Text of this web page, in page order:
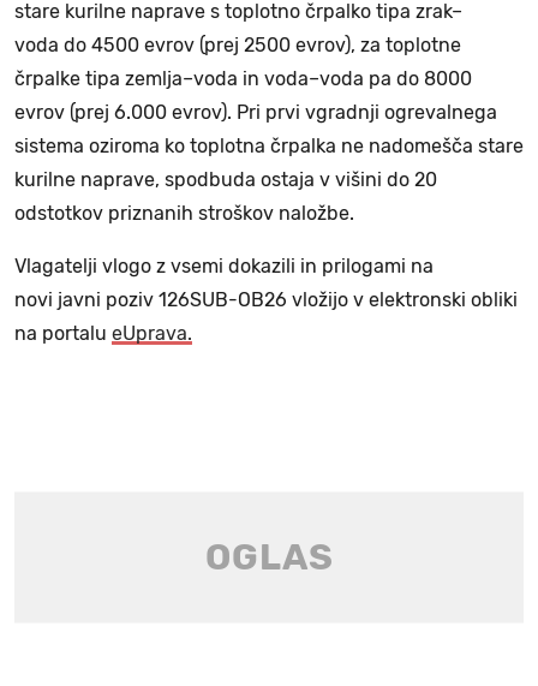
stare kurilne naprave s toplotno črpalko tipa zrak–
voda do 4500 evrov (prej 2500 evrov), za toplotne
črpalke tipa zemlja–voda in voda–voda pa do 8000
evrov (prej 6.000 evrov). Pri prvi vgradnji ogrevalnega
sistema oziroma ko toplotna črpalka ne nadomešča stare
kurilne naprave, spodbuda ostaja v višini do 20
odstotkov priznanih stroškov naložbe.
Vlagatelji vlogo z vsemi dokazili in prilogami na
novi javni poziv 126SUB-OB26 vložijo v elektronski obliki
na portalu eUprava.